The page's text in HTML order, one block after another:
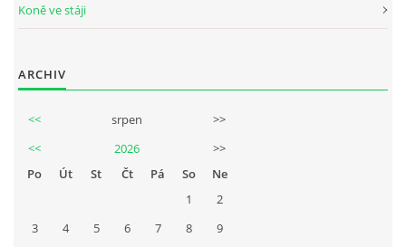
Koně ve stáji
ARCHIV
<< srpen
>>
<<
2026
>>
Po
Út St Čt Pá So
Ne
1
2
3
4 5 6 7 8
9